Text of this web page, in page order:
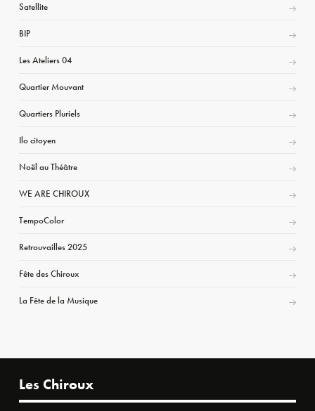
Satellite
BIP
Les Ateliers 04
Quartier Mouvant
Quartiers Pluriels
Ilo citoyen
Noël au Théâtre
WE ARE CHIROUX
TempoColor
Retrouvailles 2025
Fête des Chiroux
La Fête de la Musique
Les Chiroux